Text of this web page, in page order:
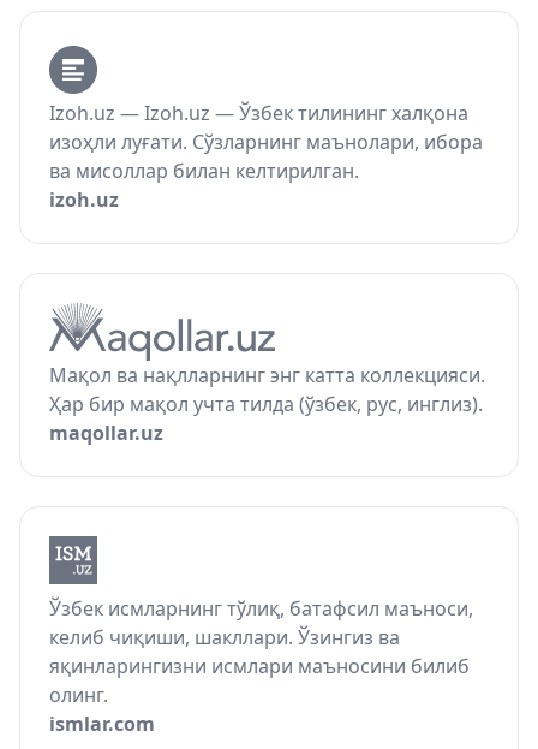
Izoh.uz — Izoh.uz — Ўзбек тилининг халқона
изоҳли луғати. Сўзларнинг маънолари, ибора
ва мисоллар билан келтирилган.
izoh.uz
Мақол ва нақлларнинг энг катта коллекцияси.
Ҳар бир мақол учта тилда (ўзбек, рус, инглиз).
maqollar.uz
Ўзбек исмларнинг тўлиқ, батафсил маъноси,
келиб чиқиши, шакллари. Ўзингиз ва
яқинларингизни исмлари маъносини билиб
олинг.
ismlar.com